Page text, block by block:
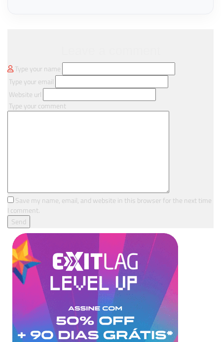
Type your name
Type your email
Website url
Type your comment
Save my name, email, and website in this browser for the next time
I comment.